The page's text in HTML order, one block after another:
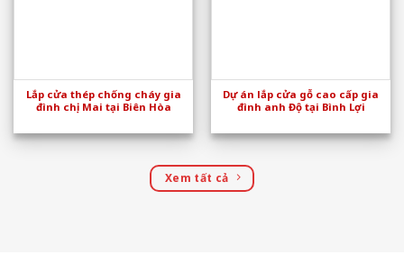
Lắp cửa thép chống cháy gia
đình chị Mai tại Biên Hòa
Dự án lắp cửa gỗ cao cấp gia
đình anh Độ tại Bình Lợi
Xem tất cả